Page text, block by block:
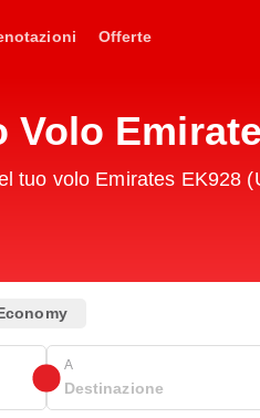
Offerte
tuo volo Emirates EK928
A